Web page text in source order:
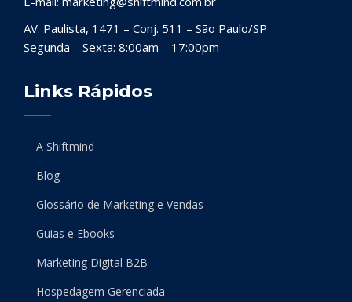
AV. Paulista, 1471 – Conj. 511 – São Paulo/SP
Segunda – Sexta: 8:00am – 17:00pm
Links Rápidos
A Shiftmind
Blog
Glossário de Marketing e Vendas
Guias e Ebooks
Marketing Digital B2B
Hospedagem Gerenciada